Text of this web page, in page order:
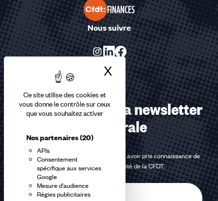
Ce site utilise des cookies et
vous donne le contrôle sur ceux
que vous souhaitez activer
Nos partenaires(20)
APIs
Consentement
spécifique aux services
Google
Mesure d'audience
Régies publicitaires
X Masquer le
FINANCES
Nous suivre
Abonnez-vous à la newsletter
confédérale
En m'inscrivant à la newsletter, j'affirme avoir pris connaissance de
lapolitique de confidentialité de la CFDT.